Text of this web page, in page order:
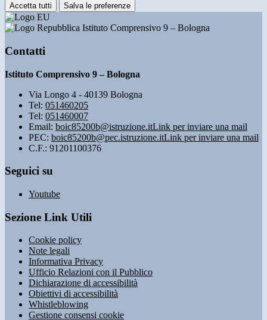
Accetta tutti Salva le preferenze
Istituto Comprensivo 9 – Bologna
Contatti
Istituto Comprensivo 9 – Bologna
Via Longo 4 - 40139 Bologna
Tel: 051460205
Tel: 051460007
Email: boic85200b@istruzione.itLink per inviare una mail
PEC: boic85200b@pec.istruzione.itLink per inviare una mail
C.F.: 91201100376
Seguici su
Youtube
Sezione Link Utili
Cookie policy
Note legali
Informativa Privacy
Ufficio Relazioni con il Pubblico
Dichiarazione di accessibilità
Obiettivi di accessibilità
Whistleblowing
Gestione consensi cookie